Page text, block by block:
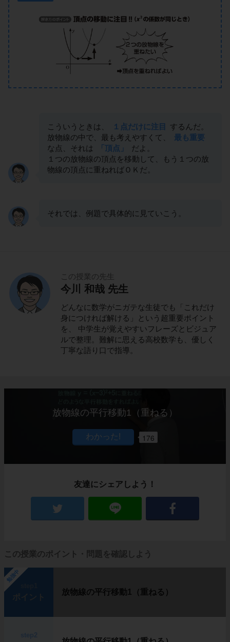
こういうときは、 １点だけに注目
するんだ。
放物線の中で、最も考えやすくて、
最も重要
な点、それは
「頂点」
だよ。
１つの放物線の頂点を移動して、もう１つの放
物線の頂点に重ねればＯＫだ。
それでは、例題で具体的に見ていこう。
この授業の先生
今川 和哉 先生
どんなに数学がニガテな生徒でも「これだけ
身につければ解ける」という超重要ポイント
を、 中学生が覚えやすいフレーズとビジュア
ルで整理。難解に思える高校数学も、優しく
丁寧な語り口で指導。
放物線の平行移動1（重ねる）
176
友達にシェアしよう！
この授業のポイント・問題を確認しよう
勉強中
放物線の平行移動1（重ねる）